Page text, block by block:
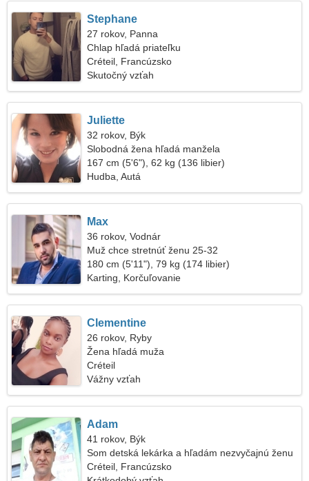
Stephane
27 rokov, Panna
Chlap hľadá priateľku
Créteil, Francúzsko
Skutočný vzťah
Juliette
32 rokov, Býk
Slobodná žena hľadá manžela
167 cm (5'6"), 62 kg (136 libier)
Hudba, Autá
Max
36 rokov, Vodnár
Muž chce stretnúť ženu 25-32
180 cm (5'11"), 79 kg (174 libier)
Karting, Korčuľovanie
Clementine
26 rokov, Ryby
Žena hľadá muža
Créteil
Vážny vzťah
Adam
41 rokov, Býk
Som detská lekárka a hľadám nezvyčajnú ženu
Créteil, Francúzsko